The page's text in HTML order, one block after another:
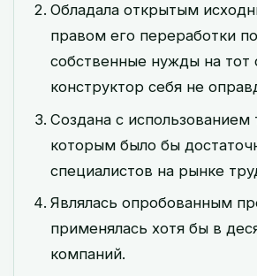
Обладала открытым
правом его переработки
собственные нужды на тот
конструктор себя не
Создана с использованием
которым было бы
специалистов на рынке
Являлась опробованным
применялась хотя бы в
компаний.